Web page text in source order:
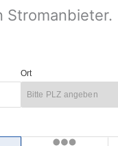
Stromanbieter.